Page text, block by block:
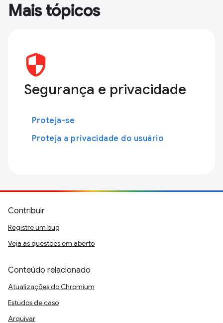
Mais tópicos
Segurança e privacidade
Proteja-se
Proteja a privacidade do usuário
Contribuir
Registre um bug
Veja as questões em aberto
Conteúdo relacionado
Atualizações do Chromium
Estudos de caso
Arquivar